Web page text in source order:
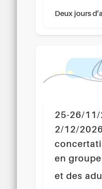
Deux jours
25-26/
2/12/
en
et des